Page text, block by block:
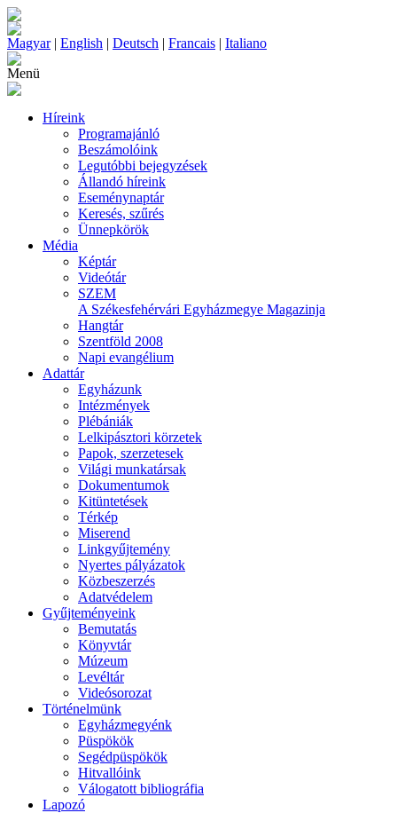
Magyar| English | Deutsch | Francais | Italiano
Menü
Híreink
Programajánló
Beszámolóink
Legutóbbi bejegyzések
Állandó híreink
Eseménynaptár
Keresés, szűrés
Ünnepkörök
Média
Képtár
Videótár
SZEM
A Székesfehérvári Egyházmegye Magazinja
Hangtár
Szentföld 2008
Napi evangélium
Adattár
Egyházunk
Intézmények
Plébániák
Lelkipásztori körzetek
Papok, szerzetesek
Világi munkatársak
Dokumentumok
Kitüntetések
Térkép
Miserend
Linkgyűjtemény
Nyertes pályázatok
Közbeszerzés
Adatvédelem
Gyűjteményeink
Bemutatás
Könyvtár
Múzeum
Levéltár
Videósorozat
Történelmünk
Egyházmegyénk
Püspökök
Segédpüspökök
Hitvallóink
Válogatott bibliográfia
Lapozó